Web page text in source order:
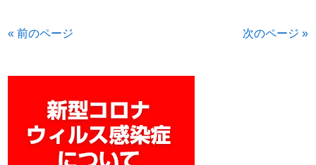
« 前のページ 次のページ »